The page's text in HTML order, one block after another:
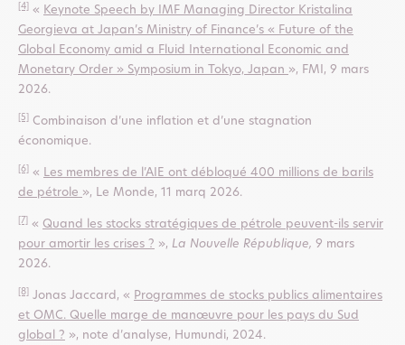
[4] «
Keynote Speech by IMF Managing Director Kristalina
Georgieva at Japan’s Ministry of Finance’s « Future of the
Global Economy amid a Fluid International Economic and
Monetary Order » Symposium in Tokyo, Japan », FMI, 9 mars
2026.
[5]
Combinaison d’une inflation et d’une stagnation
économique.
[6] « Les membres de l’AIE ont débloqué 400 millions de barils
de pétrole », Le Monde, 11 marq 2026.
[7] « Quand les stocks stratégiques de pétrole peuvent-ils servir
pour amortir les crises ? », La Nouvelle République, 9 mars
2026.
[8] Jonas Jaccard, « Programmes de stocks publics alimentaires
et OMC. Quelle marge de manœuvre pour les pays du Sud
global ? », note d’analyse, Humundi, 2024.